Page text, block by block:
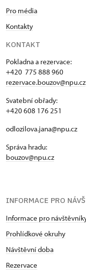
Pro média
Kontakty
KONTAKT
Pokladna a rezervace:
+420 775 888 960
rezervace.bouzov@npu.cz
Svatební obřady:
+420 608 176 251
odlozilova.jana@npu.cz
Správa hradu:
bouzov@npu.cz
INFORMACE PRO
Informace pro
Prohlídkové okruhy
Návštěvní doba
Rezervace